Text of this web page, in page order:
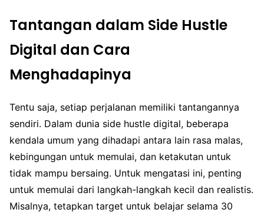
Tantangan dalam Side Hustle
Digital dan Cara
Menghadapinya
Tentu saja, setiap perjalanan memiliki tantangannya
sendiri. Dalam dunia side hustle digital, beberapa
kendala umum yang dihadapi antara lain rasa malas,
kebingungan untuk memulai, dan ketakutan untuk
tidak mampu bersaing. Untuk mengatasi ini, penting
untuk memulai dari langkah-langkah kecil dan realistis.
Misalnya, tetapkan target untuk belajar selama 30